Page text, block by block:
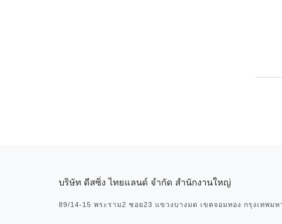
บริษัท ดีสซิ่ง ไทยแลนด์ จำกัด สำนักงานใหญ่
89/14-15 พระราม2 ซอย23 แขวงบางมด เขตจอมทอง กรุงเทพม